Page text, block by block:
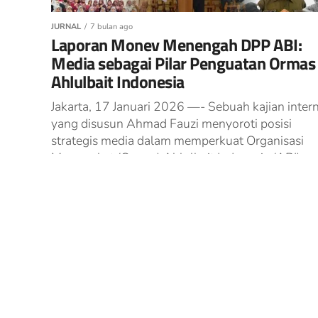
JURNAL 7 bulan ago
Laporan Monev Menengah DPP ABI:
Media sebagai Pilar Penguatan Ormas
Ahlulbait Indonesia
Jakarta, 17 Januari 2026 —- Sebuah kajian
yang disusun Ahmad Fauzi menyoroti posisi
strategis media dalam memperkuat Organisasi
Masyarakat (Ormas) Ahlulbait Indonesia (ABI),